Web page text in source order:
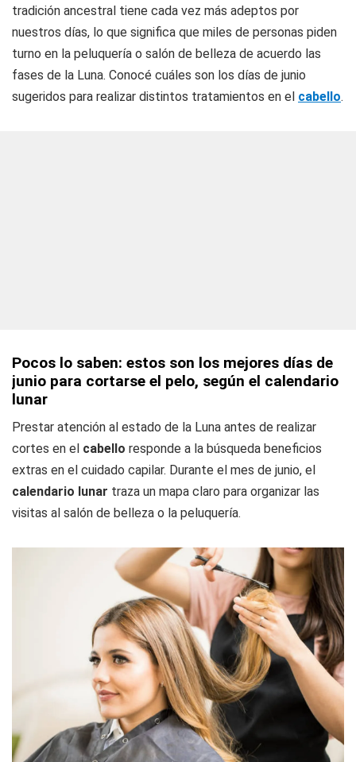
tradición ancestral tiene cada vez más adeptos por
nuestros días, lo que significa que miles de personas piden
turno en la peluquería o salón de belleza de acuerdo las
fases de la Luna. Conocé cuáles son los días de junio
sugeridos para realizar distintos tratamientos en el cabello.
Pocos lo saben: estos son los mejores días de
junio para cortarse el pelo, según el calendario
lunar
Prestar atención al estado de la Luna antes de realizar
cortes en el cabello responde a la búsqueda beneficios
extras en el cuidado capilar. Durante el mes de junio, el
calendario lunar traza un mapa claro para organizar las
visitas al salón de belleza o la peluquería.